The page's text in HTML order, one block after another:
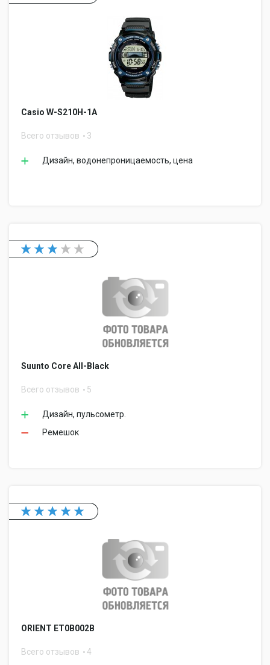
Casio W-S210H-1A
Всего отзывов 3
Дизайн, водонепроницаемость, цена
Suunto Core All-Black
Всего отзывов 5
Дизайн, пульсометр.
Ремешок
ORIENT ET0B002B
Всего отзывов 4